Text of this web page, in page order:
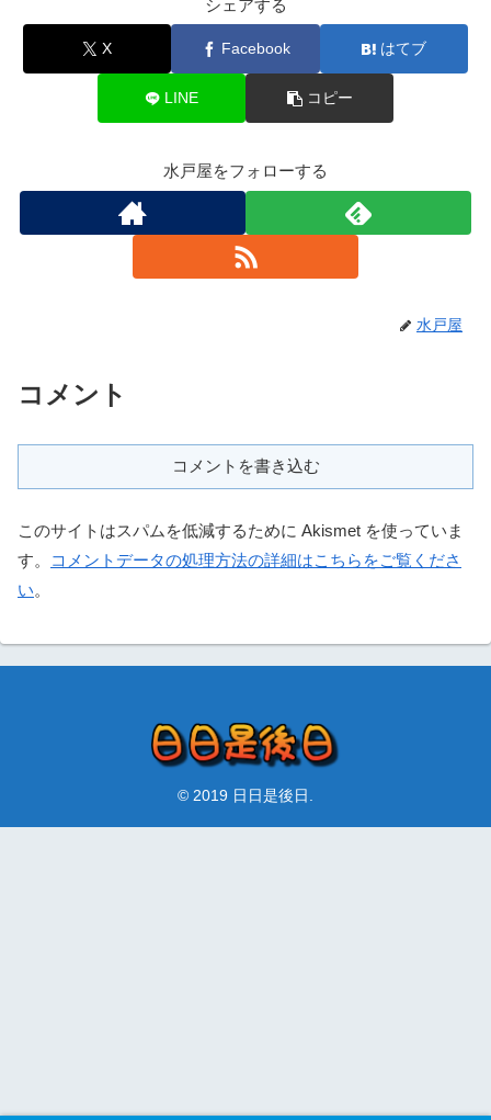
シェアする
X Facebook はてブ
LINE コピー
水戸屋をフォローする
水戸屋
コメント
コメントを書き込む
このサイトはスパムを低減するために Akismet を使っていま
す。
コメントデータの処理方法の詳細はこちらをご覧くださ
い。
© 2019 日日是後日.